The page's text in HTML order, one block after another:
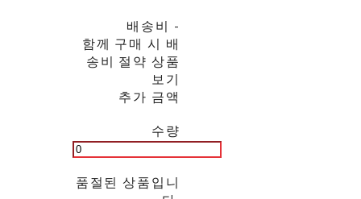
배송비 -
함께 구매 시 배
송비 절약 상품
보기
추가 금액
수량
품절된 상품입니